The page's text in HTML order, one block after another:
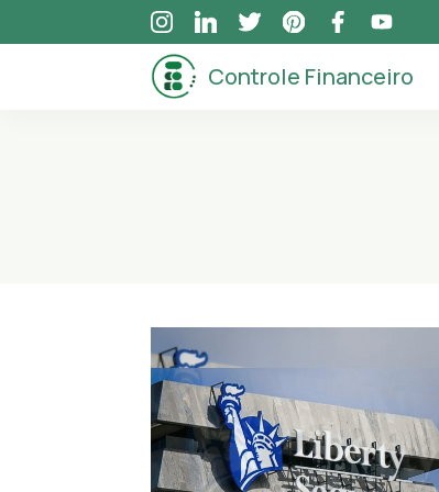
to
Controle Financeiro